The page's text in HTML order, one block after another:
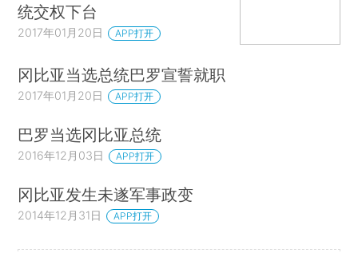
统交权下台
2017年01月20日 APP打开
冈比亚当选总统巴罗宣誓就职
2017年01月20日 APP打开
巴罗当选冈比亚总统
2016年12月03日 APP打开
冈比亚发生未遂军事政变
2014年12月31日 APP打开